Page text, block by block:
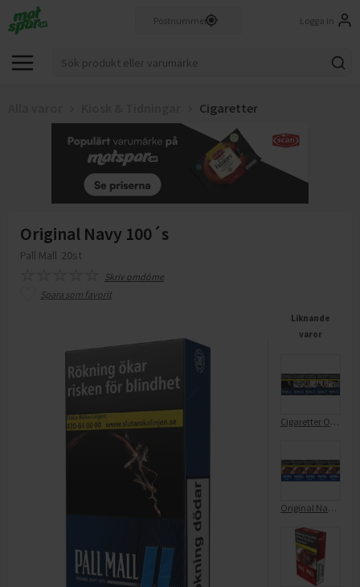
Logga in
Cigaretter
Original Navy 100´s
Pall Mall 20st
Skriv omdöme
Spara som favorit
Liknande
varor
Cigaretter Original Navy 100'S Limpa
Original Navy 100´s